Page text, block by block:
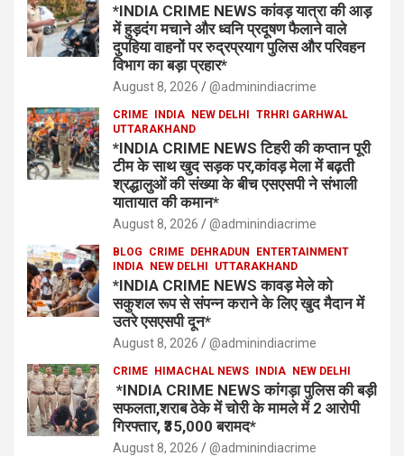
*INDIA CRIME NEWS कांवड़ यात्रा की आड़
में हुड़दंग मचाने और ध्वनि प्रदूषण फैलाने वाले
दुपहिया वाहनों पर रुद्रप्रयाग पुलिस और परिवहन
विभाग का बड़ा प्रहार*
August 8, 2026 @adminindiacrime
CRIME INDIA NEW DELHI TRHRI GARHWAL
UTTARAKHAND
*INDIA CRIME NEWS टिहरी की कप्तान पूरी
टीम के साथ खुद सड़क पर,कांवड़ मेला में बढ़ती
श्रद्धालुओं की संख्या के बीच एसएसपी ने संभाली
यातायात की कमान*
August 8, 2026 @adminindiacrime
BLOG CRIME DEHRADUN
ENTERTAINMENT
INDIA NEW DELHI UTTARAKHAND
*INDIA CRIME NEWS कावड़ मेले को
सकुशल रूप से संपन्न कराने के लिए खुद मैदान में
उतरे एसएसपी दून*
August 8, 2026 @adminindiacrime
CRIME HIMACHAL NEWS INDIA NEW DELHI
*INDIA CRIME NEWS कांगड़ा पुलिस की बड़ी
सफलता,शराब ठेके में चोरी के मामले में 2 आरोपी
गिरफ्तार, ₹35,000 बरामद*
August 8, 2026 @adminindiacrime